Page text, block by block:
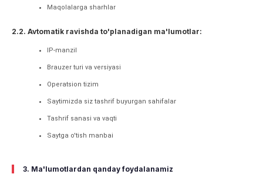
Maqolalarga sharhlar
2.2. Avtomatik ravishda to'planadigan ma'lumotlar:
IP-manzil
Brauzer turi va versiyasi
Operatsion tizim
Saytimizda siz tashrif buyurgan sahifalar
Tashrif sanasi va vaqti
Saytga o'tish manbai
3. Ma'lumotlardan qanday foydalanamiz